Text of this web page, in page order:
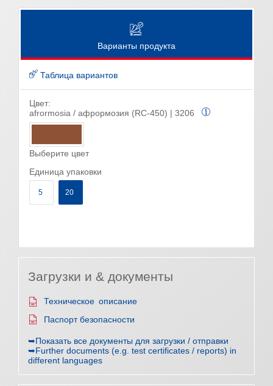
Варианты продукта
Таблица вариантов
Цвет:
afrormosia / афрормозия (RC-450) | 3206
Выберите цвет
Единица упаковки
5 20
Загрузки и & документы
Техническое описание
Паспорт безопасности
➥Показать все документы для загрузки / отправки
➥Further documents (e.g. test certificates / reports) in
different languages